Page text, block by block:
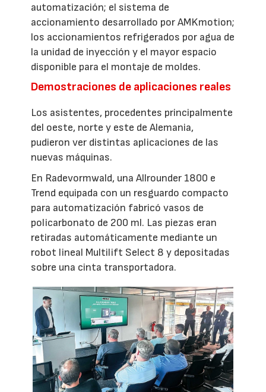
automatización; el sistema de
accionamiento desarrollado por AMKmotion;
los accionamientos refrigerados por agua de
la unidad de inyección y el mayor espacio
disponible para el montaje de moldes.
Demostraciones de aplicaciones reales
Los asistentes, procedentes principalmente
del oeste, norte y este de Alemania,
pudieron ver distintas aplicaciones de las
nuevas máquinas.
En Radevormwald, una Allrounder 1800 e
Trend equipada con un resguardo compacto
para automatización fabricó vasos de
policarbonato de 200 ml. Las piezas eran
retiradas automáticamente mediante un
robot lineal Multilift Select 8 y depositadas
sobre una cinta transportadora.